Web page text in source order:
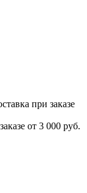
при заказе
от 3 000 руб.